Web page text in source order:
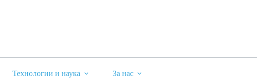
Технологии и наука За нас